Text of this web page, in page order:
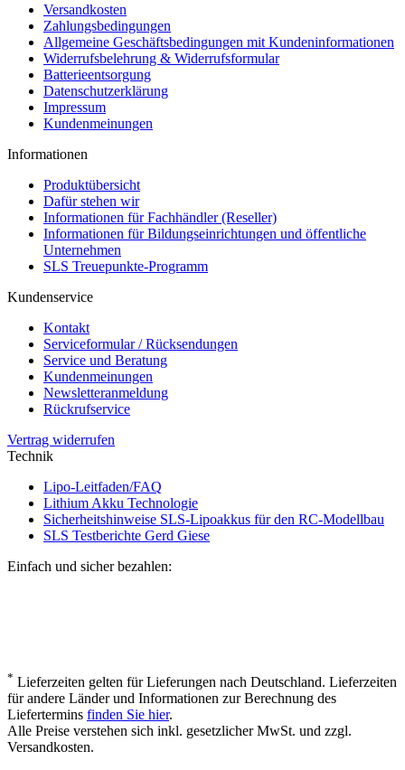
Versandkosten
Zahlungsbedingungen
Allgemeine Geschäftsbedingungen mit Kundeninformationen
Widerrufsbelehrung & Widerrufsformular
Batterieentsorgung
Datenschutzerklärung
Impressum
Kundenmeinungen
Informationen
Produktübersicht
Dafür stehen wir
Informationen für Fachhändler (Reseller)
Informationen für Bildungseinrichtungen und öffentliche
Unternehmen
SLS Treuepunkte-Programm
Kundenservice
Kontakt
Serviceformular / Rücksendungen
Service und Beratung
Kundenmeinungen
Newsletteranmeldung
Rückrufservice
Vertrag widerrufen
Technik
Lipo-Leitfaden/FAQ
Lithium Akku Technologie
Sicherheitshinweise SLS-Lipoakkus für den RC-Modellbau
SLS Testberichte Gerd Giese
Einfach und sicher bezahlen:
* Lieferzeiten gelten für Lieferungen nach Deutschland. Lieferzeiten
für andere Länder und Informationen zur Berechnung des
Liefertermins finden Sie hier.
Alle Preise verstehen sich inkl. gesetzlicher MwSt. und zzgl.
Versandkosten.